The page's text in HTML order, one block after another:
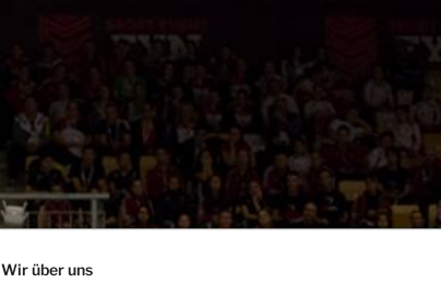
Wir über uns